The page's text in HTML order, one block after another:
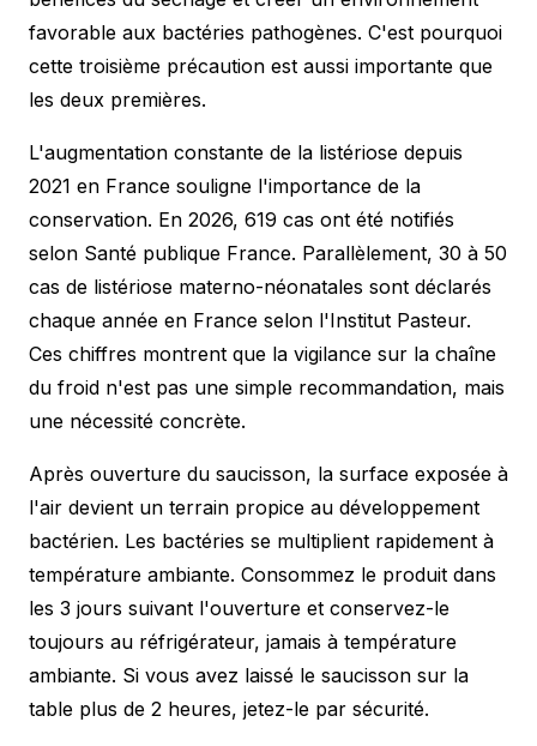
favorable aux bactéries pathogènes. C'est pourquoi
cette troisième précaution est aussi importante que
les deux premières.
L'augmentation constante de la listériose depuis
2021 en France souligne l'importance de la
conservation. En 2026, 619 cas ont été notifiés
selon Santé publique France. Parallèlement, 30 à 50
cas de listériose materno-néonatales sont déclarés
chaque année en France selon l'Institut Pasteur.
Ces chiffres montrent que la vigilance sur la chaîne
du froid n'est pas une simple recommandation, mais
une nécessité concrète.
Après ouverture du saucisson, la surface exposée à
l'air devient un terrain propice au développement
bactérien. Les bactéries se multiplient rapidement à
température ambiante. Consommez le produit dans
les 3 jours suivant l'ouverture et conservez-le
toujours au réfrigérateur, jamais à température
ambiante. Si vous avez laissé le saucisson sur la
table plus de 2 heures, jetez-le par sécurité.